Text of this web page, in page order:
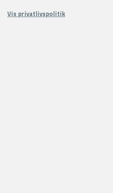
Vis privatlivspolitik